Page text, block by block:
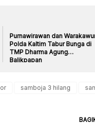
Purnawirawan dan
Polda Kaltim Tabur Bunga di
TMP Dharma Agung
Balikpapan
samboja 3 hilang